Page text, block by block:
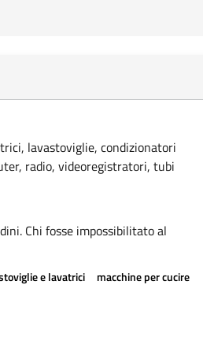
lavastoviglie, condizionatori
radio, videoregistratori, tubi
Chi fosse impossibilitato al
e lavatrici
macchine per cucire